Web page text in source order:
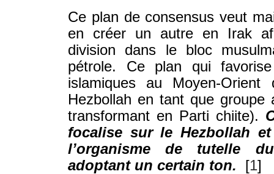
Ce plan de consensus veut
en créer un autre en Irak
division dans le bloc
pétrole. Ce plan qui
islamiques au Moyen-
Hezbollah en tant que
transformant en Parti chiite).
focalise sur le Hezbollah
l’organisme de tutelle
adoptant un certain ton.
[1]